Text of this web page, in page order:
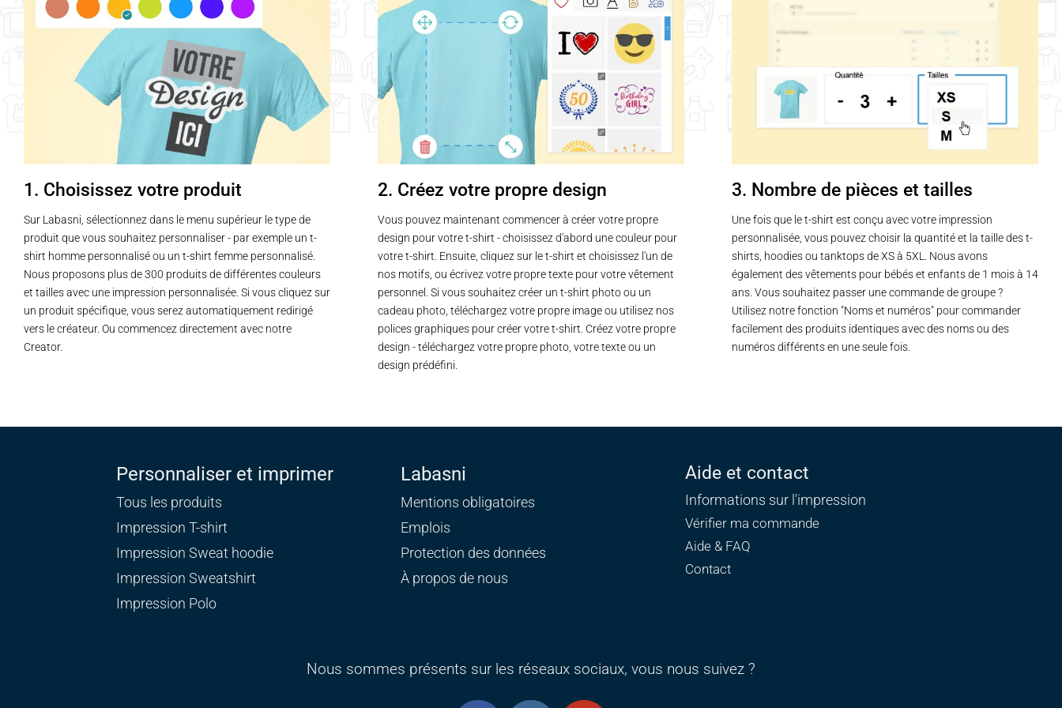
variations.
Les
options
peuvent
être
choisies
du
produit
variations.
Les
options
peuvent
être
choisies
sur
la
du
produit
variations.
Les
options
être
choisies
la
produit
peuvent
choisies
sur
du
produit
variations.
produit
1. Choisissez votre produit
Sur Labasni, sélectionnez dans le menu supérieur le type de
produit que vous souhaitez personnaliser - par exemple un t-
shirt homme personnalisé ou un t-shirt femme personnalisé.
Nous proposons plus de 300 produits de différentes couleurs
et tailles avec une impression personnalisée. Si vous cliquez sur
un produit spécifique, vous serez automatiquement redirigé
vers le créateur. Ou commencez directement avec notre
Creator.
2. Créez votre propre design
Vous pouvez maintenant commencer à créer votre propre
design pour votre t-shirt - choisissez d'abord une couleur pour
votre t-shirt. Ensuite, cliquez sur le t-shirt et choisissez l'un de
nos motifs, ou écrivez votre propre texte pour votre vêtement
personnel. Si vous souhaitez créer un t-shirt photo ou un
cadeau photo, téléchargez votre propre image ou utilisez nos
polices graphiques pour créer votre t-shirt. Créez votre propre
design - téléchargez votre propre photo, votre texte ou un
design prédéfini.
3. Nombre de pièces et tailles
Une fois que le t-shirt est conçu avec votre impression
personnalisée, vous pouvez choisir la quantité et la taille des t-
shirts, hoodies ou tanktops de XS à 5XL. Nous avons
également des vêtements pour bébés et enfants de 1 mois à 14
ans. Vous souhaitez passer une commande de groupe ?
Utilisez notre fonction "Noms et numéros" pour commander
facilement des produits identiques avec des noms ou des
numéros différents en une seule fois.
Personnaliser et imprimer
Tous les produits
Impression T-shirt
Impression Sweat hoodie
Impression Sweatshirt
Impression Polo
Labasni
Mentions obligatoires
Emplois
Protection des données
À propos de nous
Aide et contact
Informations sur l'impression
Vérifier ma commande
Aide & FAQ
Contact
Nous sommes présents sur les réseaux sociaux, vous nous suivez ?